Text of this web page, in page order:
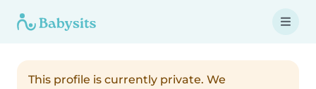
This profile is currently private. We